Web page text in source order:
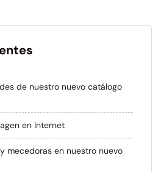
de nuestro nuevo catálogo
en Internet
mecedoras en nuestro nuevo